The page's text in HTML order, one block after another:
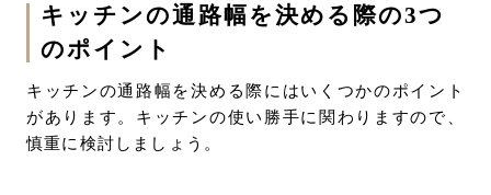
キッチンの通路幅を決める際の3つ
のポイント
キッチンの通路幅を決める際にはいくつかのポイント
があります。キッチンの使い勝手に関わりますので、
慎重に検討しましょう。